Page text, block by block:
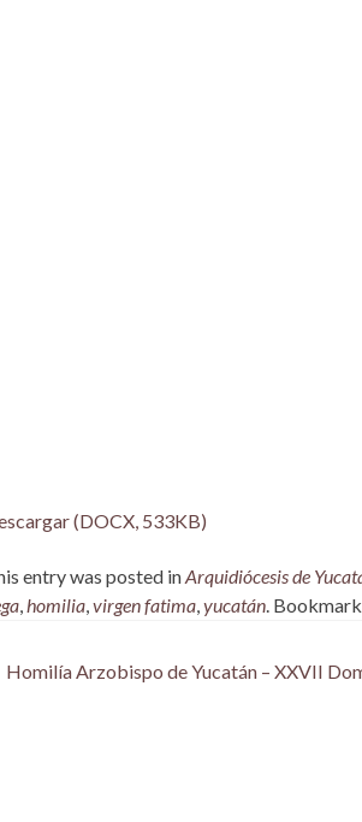
(DOCX, 533KB)
entry was posted inArquidiócesis de
,homilia,virgen fatima,yucatán.
Homilía Arzobispo de Yucatán – XXVII